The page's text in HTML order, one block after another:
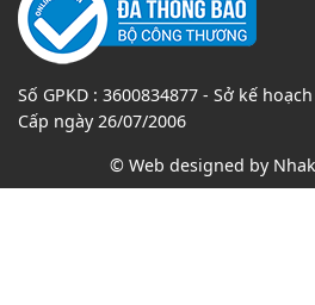
Số GPKD : 3600834877 - Sở kế
Cấp ngày 26/07/2006
© Web designed by